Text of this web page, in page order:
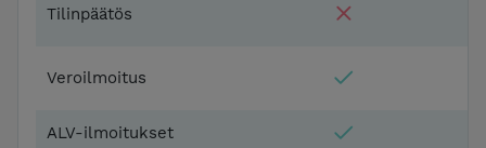
Tilinpäätös
Veroilmoitus
ALV-ilmoitukset